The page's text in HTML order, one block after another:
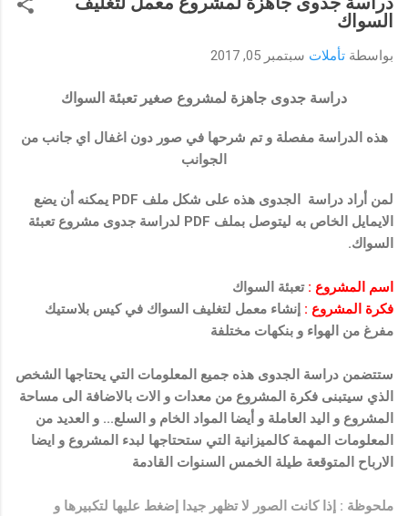
السواك
بواسطة تأملات سبتمبر 05, 2017
دراسة جدوى جاهزة لمشروع صغير تعبئة السواك
هذه الدراسة مفصلة و تم شرحها في صور دون اغفال اي جانب من
الجوانب
لمن أراد دراسة الجدوى هذه على شكل ملف PDF يمكنه أن يضع
الايمايل الخاص به ليتوصل بملف PDF لدراسة جدوى مشروع تعبئة
السواك.
اسم المشروع : تعبئة السواك
فكرة المشروع : إنشاء معمل لتغليف السواك في كيس بلاستيك
مفرغ من الهواء و بنكهات مختلفة
ستتضمن دراسة الجدوى هذه جميع المعلومات التي يحتاجها الشخص
الذي سيتبنى فكرة المشروع من معدات و الات بالاضافة الى مساحة
المشروع و اليد العاملة و أيضا المواد الخام و السلع... و العديد من
المعلومات المهمة كالميزانية التي ستحتاجها لبدء المشروع و ايضا
الارباح المتوقعة طيلة الخمس السنوات القادمة
ملحوظة : إذا كانت الصور لا تظهر جيدا إضغط عليها لتكبيرها و